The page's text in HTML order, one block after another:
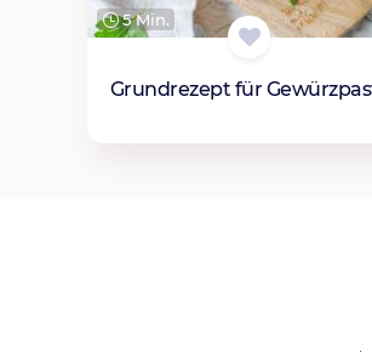
5 Min.
Grundrezept für